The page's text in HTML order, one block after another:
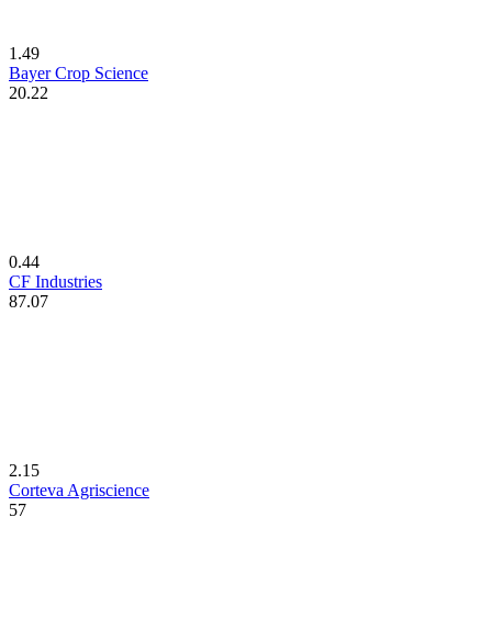
1.49
Bayer Crop Science
20.22
0.44
CF Industries
87.07
2.15
Corteva Agriscience
57